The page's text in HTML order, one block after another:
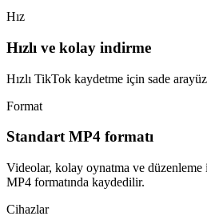
Hız
Hızlı ve kolay indirme
Hızlı TikTok kaydetme için sade
Format
Standart MP4 formatı
Videolar, kolay oynatma ve
MP4 formatında kaydedilir.
Cihazlar